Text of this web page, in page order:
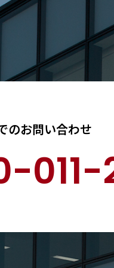
のお問い合わせ
011-